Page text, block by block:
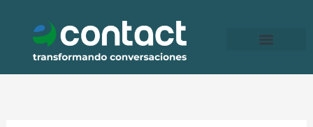
contenido